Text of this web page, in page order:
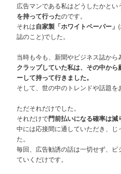
広告マンである私はどうしたかとい
を持って行ったのです。
それは自家製「ホワイトペーパー」
誌のこと)でした。
当時も今も、新聞やビジネス誌から
クラップしていた私は、その中か
ーして持って行きました。
そして、世の中のトレンドや話題を
ただそれだけでした。
それだけで門前払いになる確率は減
中には応接間に通していただき、じ
た。
毎回、広告勧誘の話は一切せず、ビ
ていくだけです。